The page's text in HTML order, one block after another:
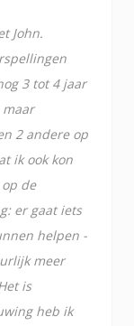
John.
3 tot 4 jaar
2 andere op
ik ook kon
de
er gaat iets
helpen -
meer
is
heb ik